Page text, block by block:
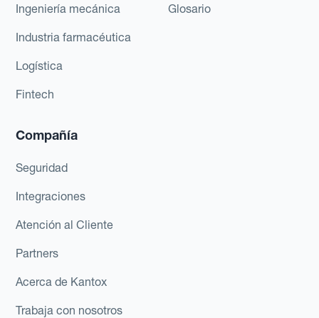
Ingeniería mecánica
Industria farmacéutica
Logística
Fintech
Glosario
Compañía
Seguridad
Integraciones
Atención al Cliente
Partners
Acerca de Kantox
Trabaja con nosotros